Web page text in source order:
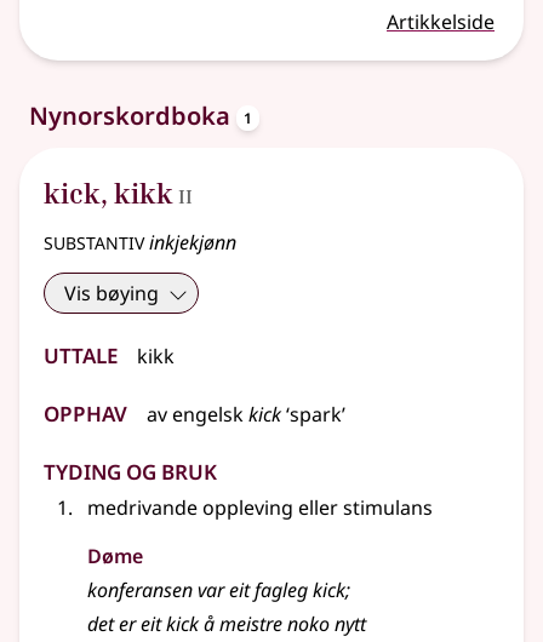
Artikkelside
Nynorskordboka 1
kick, kikk 2
II
substantivinkjekjønn
Vis bøying
Uttale kikk
Opphav avengelskkick‘spark’
Tyding og bruk
medrivande oppleving eller stimulans
Døme
konferansen var eit faglegkick;
det er eit kick å meistre noko nytt